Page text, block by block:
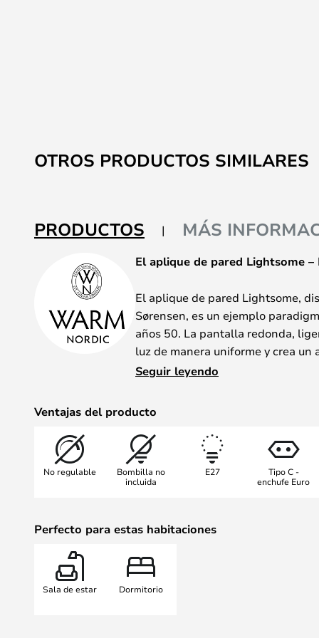
OTROS PRODUCTOS SIMILARES
PRODUCTOS MÁS
El aplique de pared Lightsome –
El aplique de pared Lightsome,
Sørensen, es un ejemplo
años 50. La pantalla redonda,
luz de manera uniforme y crea un
estructura de acero lacado aporta
Lightsome forma parte de una
colores y como aplique y lámpara
flexibilidad en su hogar.
lámparas daneses más
equilibradas y su sofisticado
Seguir leyendo
Ventajas del producto
No regulable
Bombilla no
incluida
E27
Tipo C -
enchufe Euro
Perfecto para estas habitaciones
Sala de estar Dormitorio